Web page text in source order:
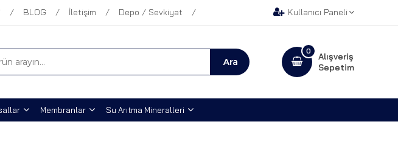
BLOG İletişim Depo / Sevkiyat Kullanıcı Paneli
Alışveriş
Sepetim
0
Membranlar Su Arıtma Mineralleri